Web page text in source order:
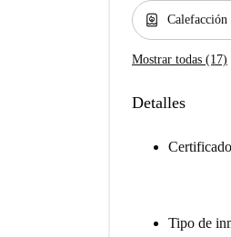
water_heater Calefacción
Mostrar todas (17)
Detalles
Tipo de